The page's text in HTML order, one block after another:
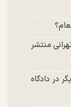
منتشر
در دادگاه